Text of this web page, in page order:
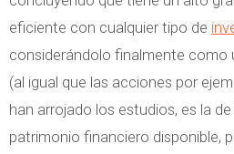
eficiente con cualquier tipo de
considerándolo finalmente como
(al igual que las acciones por
han arrojado los estudios, es la
patrimonio financiero disponible,